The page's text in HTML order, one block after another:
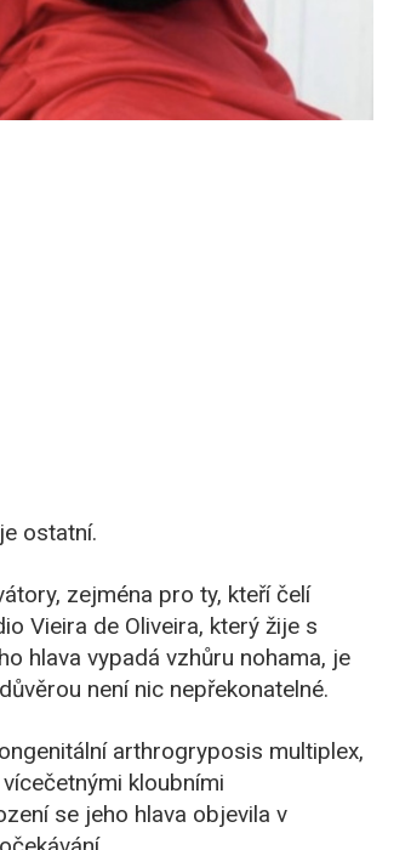
ostatní.
zejména pro ty, kteří čelí
Vieira de Oliveira, který žije s
hlava vypadá vzhůru nohama, je
není nic nepřekonatelné.
arthrogryposis multiplex,
kloubními
se jeho hlava objevila v